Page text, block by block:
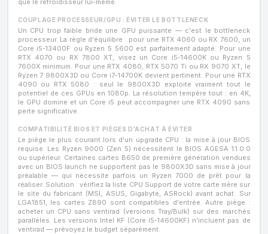
que le refroidisseur lui-même.
COUPLAGE PROCESSEUR/GPU : ÉVITER LE BOTTLENECK
Un CPU trop faible bride une GPU puissante — c'est le bottleneck
processeur. La règle d'équilibre : pour une RTX 4060 ou RX 7600, un
Core i5-13400F ou Ryzen 5 5600 est parfaitement adapté. Pour une
RTX 4070 ou RX 7800 XT, visez un Core i5-14600K ou Ryzen 5
7600X minimum. Pour une RTX 4080, RTX 5070 Ti ou RX 9070 XT, le
Ryzen 7 9800X3D ou Core i7-14700K devient pertinent. Pour une RTX
4090 ou RTX 5080 : seul le 9800X3D exploite vraiment tout le
potentiel de ces GPUs en 1080p. La résolution tempère tout : en 4K,
le GPU domine et un Core i5 peut accompagner une RTX 4090 sans
perte significative.
COMPATIBILITÉ BIOS ET PIÈGES D'ACHAT À ÉVITER
Le piège le plus courant lors d'un upgrade CPU : la mise à jour BIOS
requise. Les Ryzen 9000 (Zen 5) nécessitent le BIOS AGESA 1.1.0.0
ou supérieur. Certaines cartes B650 de première génération vendues
avec un BIOS launch ne supportent pas le 9800X3D sans mise à jour
préalable — qui nécessite parfois un Ryzen 7000 de prêt pour la
réaliser. Solution : vérifiez la liste CPU Support de votre carte mère sur
le site du fabricant (MSI, ASUS, Gigabyte, ASRock) avant achat. Sur
LGA1851, les cartes Z890 sont compatibles d'entrée. Autre piège :
acheter un CPU sans ventirad (versions Tray/Bulk) sur des marchés
parallèles. Les versions Intel KF (Core i5-14600KF) n'incluent pas de
ventirad — prévoyez le budget séparément.